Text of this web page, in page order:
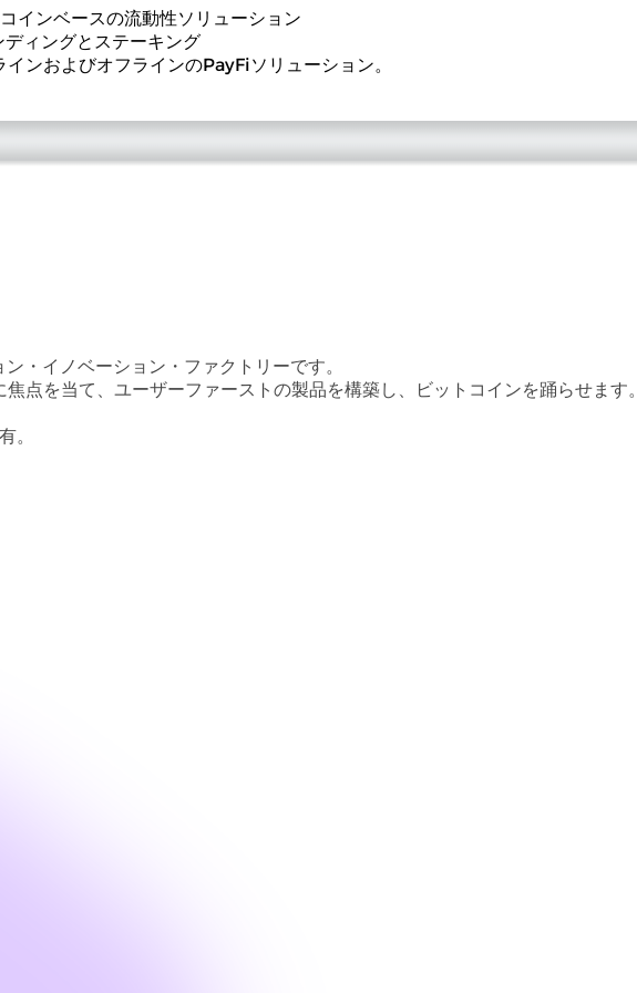
インベースの流動性ソリューション
ィングとステーキング
ンおよびオフラインのPayFiソリューション。
・イノベーション・ファクトリーです。
点を当て、ユーザーファーストの製品を構築し、ビットコインを踊らせます。
。